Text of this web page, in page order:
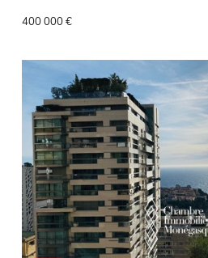
400 000 €